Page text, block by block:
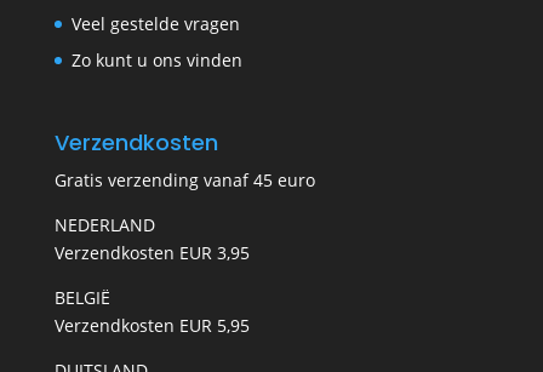
Veel gestelde vragen
Zo kunt u ons vinden
Verzendkosten
Gratis verzending vanaf 45 euro
NEDERLAND
Verzendkosten EUR 3,95
BELGIË
Verzendkosten EUR 5,95